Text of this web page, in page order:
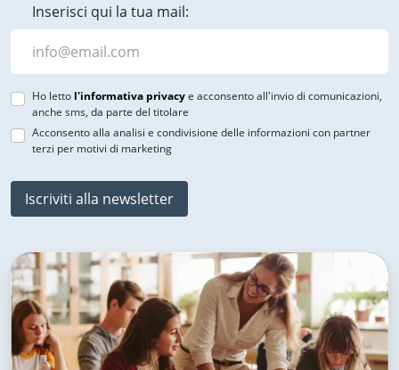
Inserisci qui la tua mail:
Ho letto l'informativa privacye acconsento all'invio di comunicazioni,
anche sms, da parte del titolare
Acconsento alla analisi e condivisione delle informazioni con partner
terzi per motivi di marketing
Iscriviti alla newsletter